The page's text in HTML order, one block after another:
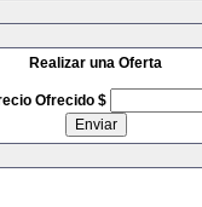
Realizar una Oferta
Ofrecido $